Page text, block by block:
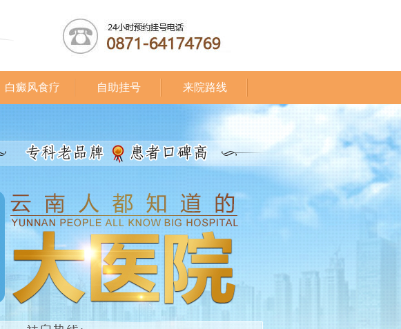
白癜风食疗 自助挂号 来院路线